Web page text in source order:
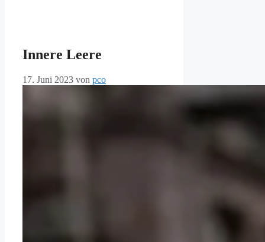
Innere Leere
17. Juni 2023 von pco